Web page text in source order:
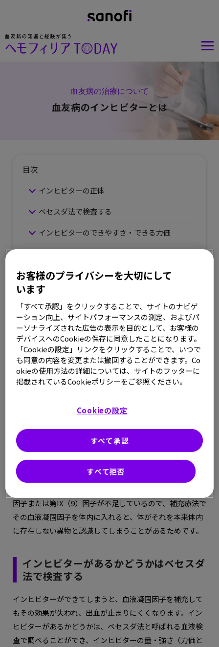
血友病の治療について
血友病のインヒビターとは
目次
インヒビターの正体
ベセスダ法で検査する
インヒビターのできやすさ・できる力価
インヒビターの正体は、体を異物から守
る「抗体」
人間の体には、体内に入ってきたウイルスなどの異物から
体を守るための「免疫」というしくみが備わっています。
免疫のはたらきの1つとして、異物に対して「抗体」と呼
ばれる物質を作って異物にくっつき、異物の活性（はたら
き）を失わせる反応を起こします。
き､抗体ができるのは望ましいことですが、厄介なことに､
体にとって必要なものに対しても抗体ができてしまうこと
があります。実際に血友病患者さんたちが補充療法で体内
に入れている血液凝固因子に対して､この抗体ができるこ
とがあり、これを「
インヒビター」と呼びます。
因子または第IX（9）因子が不足しているので、補充療法で
その血液凝固因子を体内に入れると、体がそれを本来体内
に存在しない異物と認識してしまうことがあるためです。
インヒビターがあるかどうかはベセスダ
法で検査する
インヒビターができてしまうと、血液凝固因子を補充して
もその効果が失われ、出血が止まりにくくなります。イン
ヒビターがあるかどうかは、ベセスダ法と呼ばれる血液検
査で調べることができ、インヒビターの量・強さ（力価と
お客様のプライバシーを大切にして
います
「すべて承認」をクリックすることで、サイトのナビゲ
ーション向上、サイトパフォーマンスの測定、およびパ
ーソナライズされた広告の表示を目的として、お客様の
デバイスへのCookieの保存に同意したことになります。
「Cookieの設定」リンクをクリックすることで、いつで
も同意の内容を変更または撤回することができます。Co
okieの使用方法の詳細については、サイトのフッターに
掲載されているCookieポリシーをご参照ください。
Cookieの設定
すべて拒否
すべて承認